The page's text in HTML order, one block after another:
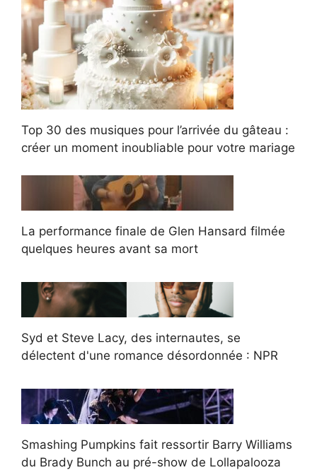
Top 30 des musiques pour l’arrivée du gâteau :
créer un moment inoubliable pour votre mariage
La performance finale de Glen Hansard filmée
quelques heures avant sa mort
Syd et Steve Lacy, des internautes, se
délectent d'une romance désordonnée : NPR
Smashing Pumpkins fait ressortir Barry Williams
du Brady Bunch au pré-show de Lollapalooza